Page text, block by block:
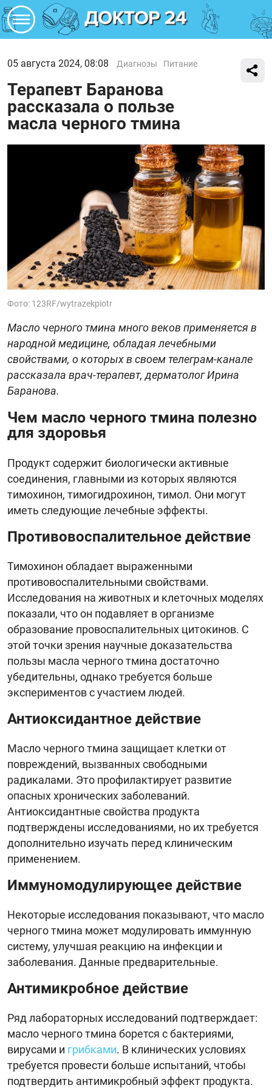
05 августа 2024, 08:08 Диагнозы Питание
Терапевт Баранова
рассказала о пользе
масла черного тмина
Фото: 123RF/wytrazekpiotr
Масло черного тмина много веков применяется в
народной медицине, обладая лечебными
свойствами, о которых в своем телеграм-канале
рассказала врач-терапевт, дерматолог Ирина
Баранова.
Чем масло черного тмина полезно
для здоровья
Продукт содержит биологически активные
соединения, главными из которых являются
тимохинон, тимогидрохинон, тимол. Они могут
иметь следующие лечебные эффекты.
Противовоспалительное действие
Тимохинон обладает выраженными
противовоспалительными свойствами.
Исследования на животных и клеточных моделях
показали, что он подавляет в организме
образование провоспалительных цитокинов. С
этой точки зрения научные доказательства
пользы масла черного тмина достаточно
убедительны, однако требуется больше
экспериментов с участием людей.
Антиоксидантное действие
Масло черного тмина защищает клетки от
повреждений, вызванных свободными
радикалами. Это профилактирует развитие
опасных хронических заболеваний.
Антиоксидантные свойства продукта
подтверждены исследованиями, но их требуется
дополнительно изучать перед клиническим
применением.
Иммуномодулирующее действие
Некоторые исследования показывают, что масло
черного тмина может модулировать иммунную
систему, улучшая реакцию на инфекции и
заболевания. Данные предварительные.
Антимикробное действие
Ряд лабораторных исследований подтверждает:
масло черного тмина борется с бактериями,
вирусами и грибками. В клинических условиях
требуется провести больше испытаний, чтобы
подтвердить антимикробный эффект продукта.